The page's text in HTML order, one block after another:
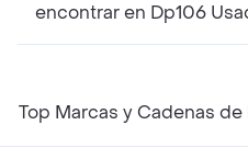
encontrar en Dp106
Top Marcas y Cadenas